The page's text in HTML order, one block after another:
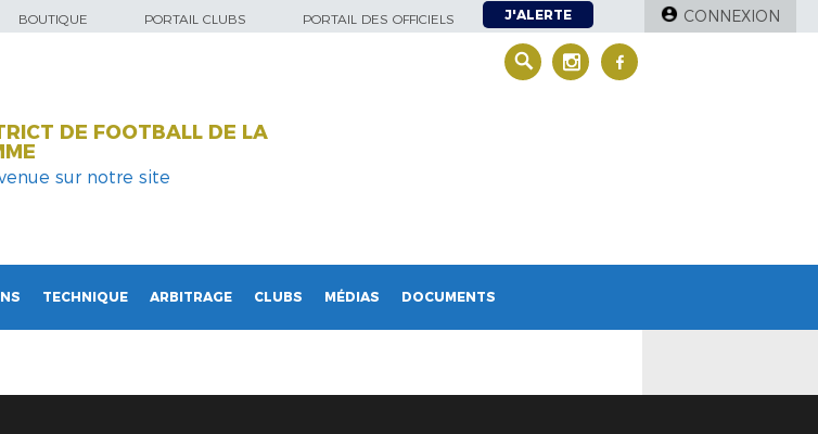
BOUTIQUE PORTAIL CLUBS PORTAIL DES OFFICIELS J'ALERTE CONNEXION
DE FOOTBALL DE LA
sur notre site
TECHNIQUE ARBITRAGE CLUBS MÉDIAS DOCUMENTS